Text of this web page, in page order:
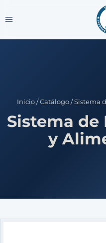
Inicio/Catálogo/Sistema
Sistema de
y